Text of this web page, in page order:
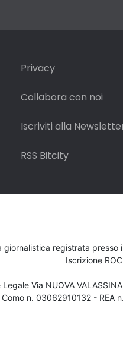
Privacy
Collabora con noi
Iscriviti alla
RSS Bitcity
giornalistica registrata
Iscrizione
Legale Via NUOVA
n. 03062910132 - REA